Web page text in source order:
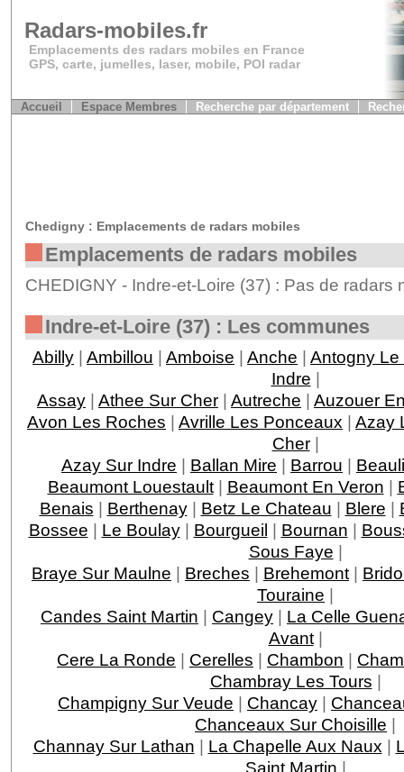
Radars-mobiles.fr
Emplacements des radars mobiles en France
GPS, carte, jumelles, laser, mobile, POI radar
Accueil Espace Membres Recherche par département
Chedigny : Emplacements de radars mobiles
Emplacements de radars mobiles
CHEDIGNY - Indre-et-Loire (37) : Pas de radars
Indre-et-Loire (37) : Les communes
Abilly | Ambillou | Amboise | Anche | Antogny Le
Indre |
Assay | Athee Sur Cher | Autreche | Auzouer
Avon Les Roches | Avrille Les Ponceaux | Azay
Cher|
Azay Sur Indre | Ballan Mire | Barrou |
Beaumont Louestault| Beaumont En Veron |
Benais | Berthenay| Betz Le Chateau | Blere |
Bossee | Le Boulay| Bourgueil | Bournan |
Sous Faye |
Braye Sur Maulne | Breches | Brehemont |
Touraine |
Candes Saint Martin | Cangey | La Celle
Avant|
Cere La Ronde | Cerelles | Chambon |
Chambray Les Tours |
Champigny Sur Veude | Chancay |
Chanceaux Sur Choisille |
Channay Sur Lathan | La Chapelle Aux Naux |
Saint Martin |